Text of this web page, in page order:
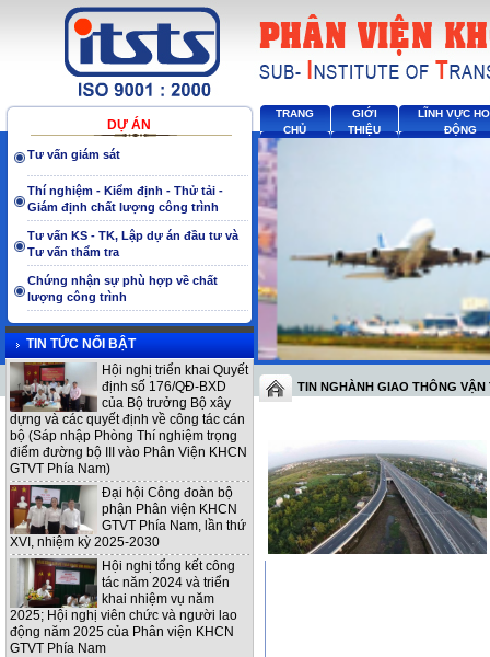
DỰ ÁN
Tư vấn giám sát
Thí nghiệm - Kiểm định - Thử tải -
Giám định chất lượng công trình
Tư vấn KS - TK, Lập dự án đầu tư và
Tư vấn thẩm tra
Chứng nhận sự phù hợp về chất
lượng công trình
TIN TỨC NỔI BẬT
Hội nghị triển khai Quyết
định số 176/QĐ-BXD
của Bộ trưởng Bộ xây
dựng và các quyết định về công tác cán
bộ (Sáp nhập Phòng Thí nghiệm trọng
điểm đường bộ III vào Phân Viện KHCN
GTVT Phía Nam)
Đại hội Công đoàn bộ
phận Phân viện KHCN
GTVT Phía Nam, lần thứ
XVI, nhiệm kỳ 2025-2030
Hội nghị tổng kết công
tác năm 2024 và triển
khai nhiệm vụ năm
2025; Hội nghị viên chức và người lao
động năm 2025 của Phân viện KHCN
GTVT Phía Nam
TRANG
CHỦ
GIỚI
THIỆU
LĨNH VỰC
ĐỘNG
TIN NGHÀNH GIAO THÔNG VẬN